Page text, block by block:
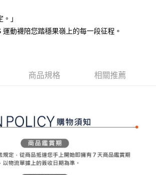
帳單，「大哥付你分期」於每月結算日後寄送繳費提
哥大股份有限公司」（以下簡稱本公司）所提供，讓
分期帳單所需資料之確認、核對及更正。
／服務後，再付款。
結帳流程】
AFTEE先享後付」後，將跳轉至「AFTEE先享後付」
元方式進行付款，方視為交易完成。
成當下不需立刻繳費，但若您需要取消訂單，請聯絡
需取消欲退款等相關疑問，請聯繫「AFTEE先享後付
netprotections.freshdesk.com/support/home
份有限公司提供之「AFTEE先享後付」服務完成之交
範圍內提供個人資料，並將交易相關給付款項請求債
」
運動襪陪您踏穩果嶺上的每一段征程。
商品規格 相關推薦